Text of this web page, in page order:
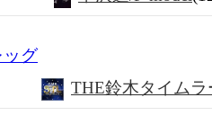
グ
THE鈴木タイムラ